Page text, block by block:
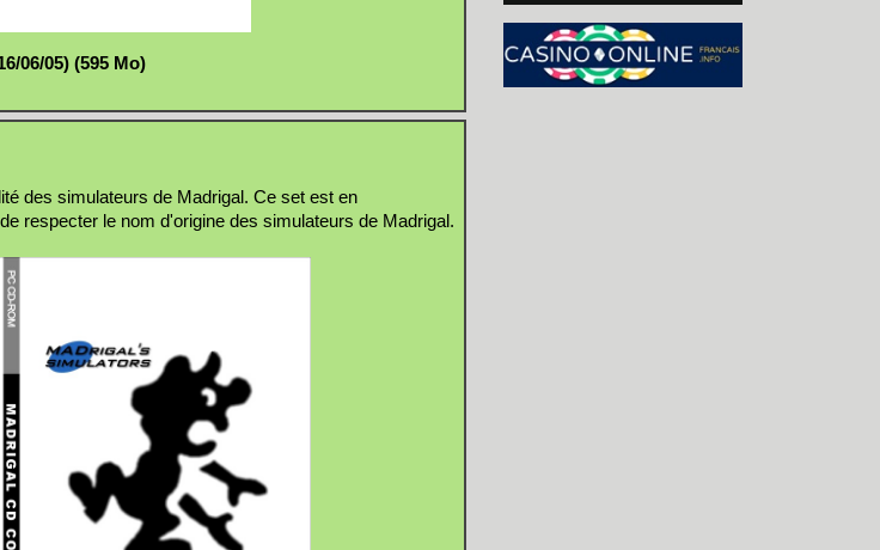
06/05) (595 Mo)
des simulateurs de Madrigal. Ce set est en
respecter le nom d'origine des simulateurs de Madrigal.